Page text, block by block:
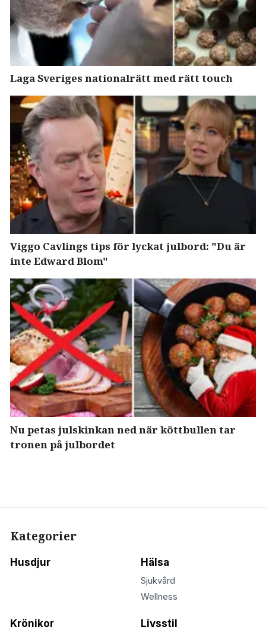
Laga Sveriges nationalrätt med rätt touch
Viggo Cavlings tips för lyckat julbord: "Du är
inte Edward Blom"
Nu petas julskinkan ned när köttbullen tar
tronen på julbordet
Kategorier
Husdjur Hälsa
Sjukvård
Wellness
Krönikor Livsstil